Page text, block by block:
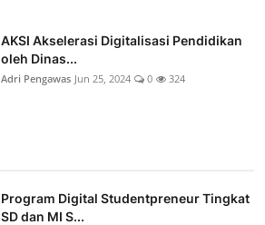
AKSI Akselerasi Digitalisasi Pendidikan
oleh Dinas...
Adri Pengawas Jun 25, 2024 0 324
Program Digital Studentpreneur Tingkat
SD dan MI S...